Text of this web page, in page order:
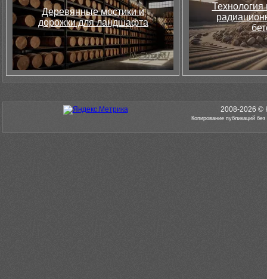
Деревянные мостики и
дорожки для ландшафта
Технология
2008-2026 ©
Копирование публикаций